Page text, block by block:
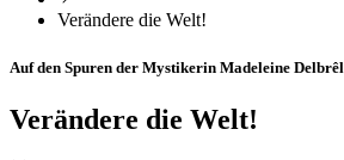
Verändere die Welt!
Auf den Spuren der Mystikerin Madeleine Delbrêl
Verändere die Welt!